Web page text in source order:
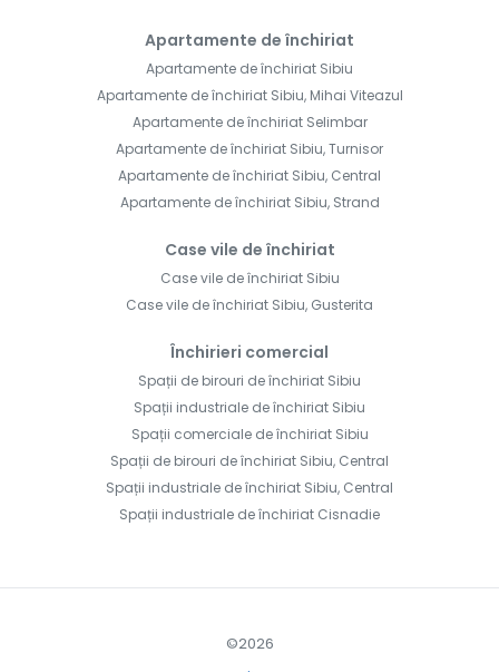
Apartamente de închiriat
Apartamente de închiriat Sibiu
Apartamente de închiriat Sibiu, Mihai Viteazul
Apartamente de închiriat Selimbar
Apartamente de închiriat Sibiu, Turnisor
Apartamente de închiriat Sibiu, Central
Apartamente de închiriat Sibiu, Strand
Case vile de închiriat
Case vile de închiriat Sibiu
Case vile de închiriat Sibiu, Gusterita
Închirieri comercial
Spații de birouri de închiriat Sibiu
Spații industriale de închiriat Sibiu
Spații comerciale de închiriat Sibiu
Spații de birouri de închiriat Sibiu, Central
Spații industriale de închiriat Sibiu, Central
Spații industriale de închiriat Cisnadie
©2026